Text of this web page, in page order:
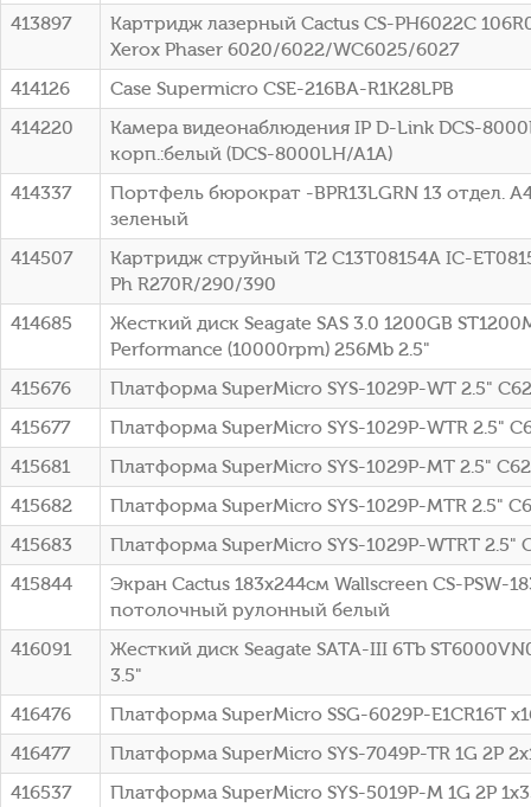
413897
Картридж лазерный Cactus CS-PH6022C
Xerox Phaser 6020/6022/WC6025/6027
414126
Case Supermicro CSE-216BA-R1K28LPB
414220
Камера видеонаблюдения IP D-Link DCS-
корп.:белый (DCS-8000LH/A1A)
414337
Портфель бюрократ -BPR13LGRN 13 отдел.
зеленый
414507
Картридж струйный T2 C13T08154A IC-
Ph R270R/290/390
414685
Жесткий диск Seagate SAS 3.0 1200GB
Performance (10000rpm) 256Mb 2.5"
415676
Платформа SuperMicro SYS-1029P-WT 2.5"
415677
Платформа SuperMicro SYS-1029P-WTR 2.5"
415681
Платформа SuperMicro SYS-1029P-MT 2.5"
415682
Платформа SuperMicro SYS-1029P-MTR 2.5"
415683
Платформа SuperMicro SYS-1029P-WTRT 2.5"
415844
Экран Cactus 183x244см Wallscreen CS-PSW-
потолочный рулонный белый
416091
Жесткий диск Seagate SATA-III 6Tb
3.5"
416476
Платформа SuperMicro SSG-6029P-E1CR16T
416477
Платформа SuperMicro SYS-7049P-TR 1G 2P
416537
Платформа SuperMicro SYS-5019P-M 1G 2P